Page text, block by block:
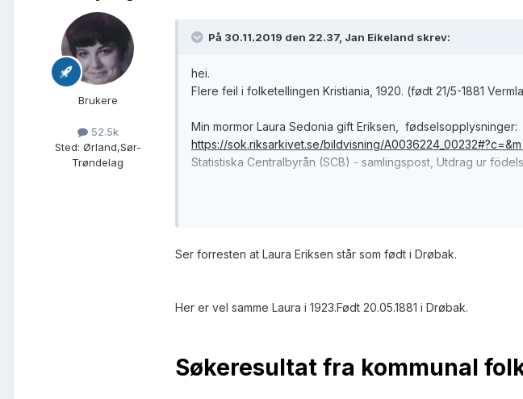
Brukere
52.5k
Sted: Ørland,Sør-
Trøndelag
På 30.11.2019 den 22.37, Jan Eikeland skrev:
hei.
Flere feil i folketellingen Kristiania, 1920. (født 21/5-1881
Min mormor Laura Sedonia gift Eriksen, fødselsopplysninger:
https://sok.riksarkivet.se/bildvisning/
Statistiska Centralbyrån (SCB) - samlingspost, Utdrag ur
Vennligst rett opp og bekreft når utført, da dette ikke har vært
Ser forresten at Laura Eriksen står som født i Drøbak.
Her er vel samme Laura i 1923.Født 20.05.1881 i Drøbak.
Søkeresultat fra kommunal